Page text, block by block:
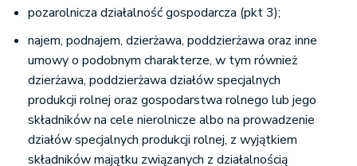
pozarolnicza działalność gospodarcza (pkt 3);
najem, podnajem, dzierżawa, poddzierżawa oraz inne
umowy o podobnym charakterze, w tym również
dzierżawa, poddzierżawa działów specjalnych
produkcji rolnej oraz gospodarstwa rolnego lub jego
składników na cele nierolnicze albo na prowadzenie
działów specjalnych produkcji rolnej, z wyjątkiem
składników majątku związanych z działalnością